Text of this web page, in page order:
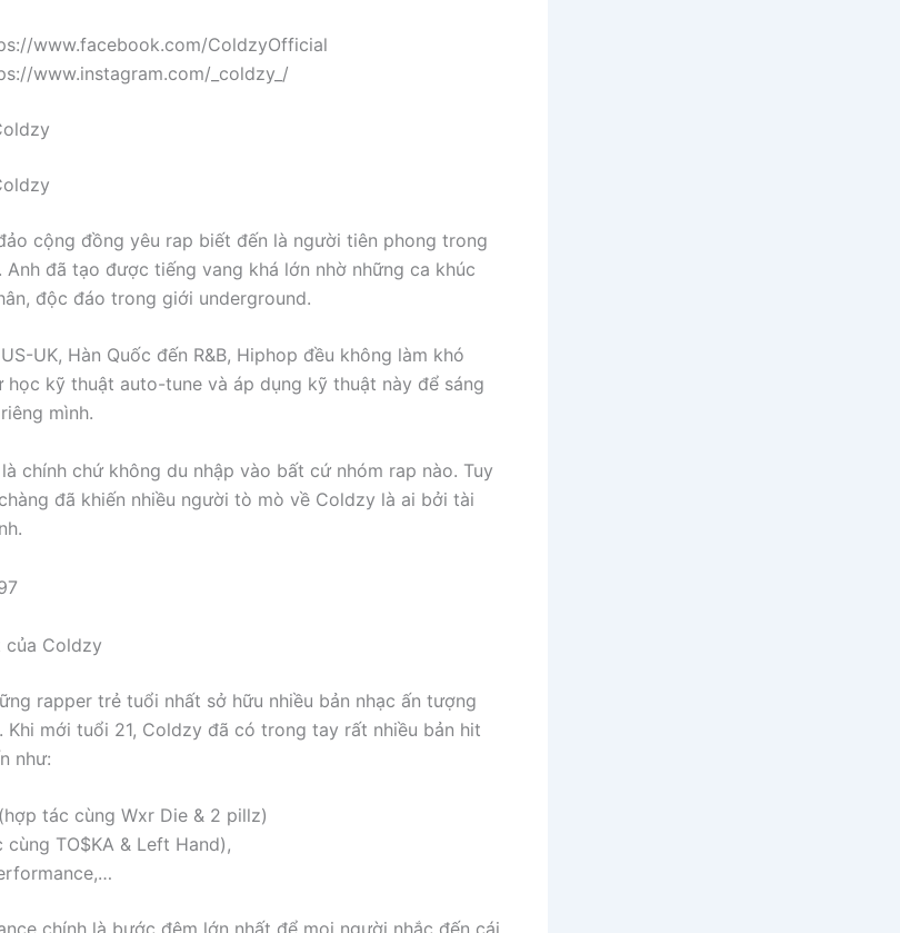
www.facebook.com/ColdzyOfficial
www.instagram.com/_coldzy_/
cộng đồng yêu rap biết đến là người tiên phong trong
đã tạo được tiếng vang khá lớn nhờ những ca khúc
độc đáo trong giới underground.
UK, Hàn Quốc đến R&B, Hiphop đều không làm khó
học kỹ thuật auto-tune và áp dụng kỹ thuật này để sáng
mình.
chính chứ không du nhập vào bất cứ nhóm rap nào. Tuy
đã khiến nhiều người tò mò về Coldzy là ai bởi tài
của Coldzy
rapper trẻ tuổi nhất sở hữu nhiều bản nhạc ấn tượng
mới tuổi 21, Coldzy đã có trong tay rất nhiều bản hit
như:
tác cùng Wxr Die & 2 pillz)
cùng TO$KA & Left Hand),